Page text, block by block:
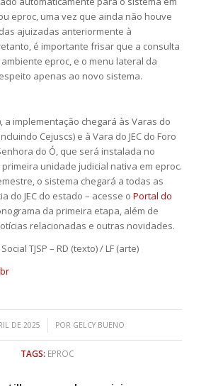
eproc, uma vez que ainda não houve
ajuizadas anteriormente à
é importante frisar que a consulta
eproc, e o menu lateral da
apenas ao novo sistema.
a implementação chegará às Varas do
Cejuscs) e à Vara do JEC do Foro
do Ó, que será instalada no
unidade judicial nativa em eproc.
o sistema chegará a todas as
do JEC do estado – acesse o Portal do
da primeira etapa, além de
relacionadas e outras novidades.
TJSP – RD (texto) / LF (arte)
DE 2025
/ POR GELCY BUENO
TAGS: EPROC